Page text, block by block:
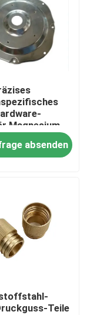
Magnesium-
absenden
Teile